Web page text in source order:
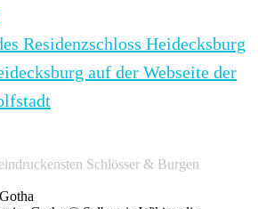
Residenzschloss Heidecksburg
auf der Webseite der
Schlösser & Burgen